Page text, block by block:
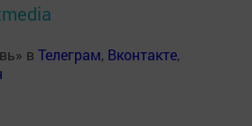
в Телеграм, Вконтакте,